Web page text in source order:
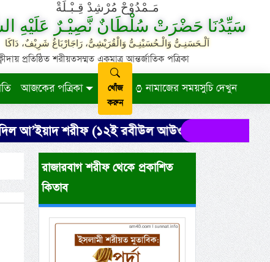
مَـمْدُوْحْ مُرْشِدْ قِـبْـلَةْ
سَيِّدُنَا حَضْرَتْ سُلْطَانٌ نَّصِيْـرٌ عَلَيْهِ
اَلْـحَسَنِـىُّ وَالْـحُسَيْنِـىُّ وَالْقُرَيْشِىُّ، رَاجَارْبَاغُ شَرِيْفٌ، دَاكَا
প্রতিষ্ঠিত শরীয়তসম্মত একমাত্র আন্তর্জাতিক পত্রিকা
আজকের পত্রিকা
খোঁজ
করুন
নামাজের সময়সুচি দেখুন
আ’ইয়াদ শরীফ (১২ই রবীউল আউওয়াল শরীফ) পালনসহ ১৬
রাজারবাগ শরীফ থেকে প্রকাশিত
কিতাব